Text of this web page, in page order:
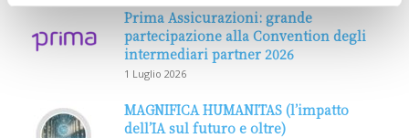
Prima Assicurazioni: grande
partecipazione alla Convention degli
intermediari partner 2026
1 Luglio 2026
MAGNIFICA HUMANITAS (l’impatto
dell’IA sul futuro e oltre)